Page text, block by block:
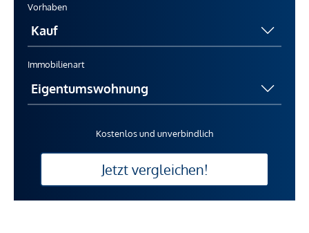
Vorhaben
Immobilienart
Kostenlos und unverbindlich
Jetzt vergleichen!